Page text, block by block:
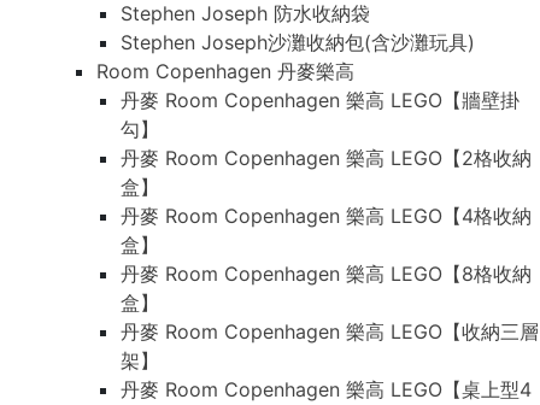
Stephen Joseph 防水收納袋
Stephen Joseph沙灘收納包(含沙灘玩具)
Room Copenhagen 丹麥樂高
丹麥 Room Copenhagen 樂高 LEGO【牆壁掛
勾】
丹麥 Room Copenhagen 樂高 LEGO【2格收納
盒】
丹麥 Room Copenhagen 樂高 LEGO【4格收納
盒】
丹麥 Room Copenhagen 樂高 LEGO【8格收納
盒】
丹麥 Room Copenhagen 樂高 LEGO【收納三層
架】
丹麥 Room Copenhagen 樂高 LEGO【桌上型4